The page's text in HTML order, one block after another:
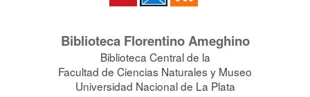
Biblioteca Florentino Ameghino
Biblioteca Central de la
Facultad de Ciencias Naturales y Museo
Universidad Nacional de La Plata